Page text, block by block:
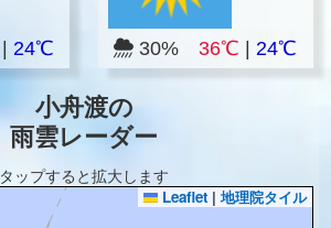
24℃ 30%36℃ |24℃
小舟渡の
雨雲レーダー
タップすると拡大します
Leaflet | 地理院タイル